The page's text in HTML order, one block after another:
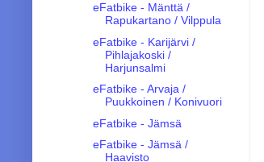
eFatbike - Mänttä /
Rapukartano / Vilppula
eFatbike - Karijärvi /
Pihlajakoski /
Harjunsalmi
eFatbike - Arvaja /
Puukkoinen / Konivuori
eFatbike - Jämsä
eFatbike - Jämsä /
Haavisto